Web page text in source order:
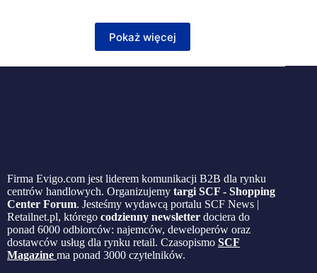
Pokaż więcej
Firma Evigo.com jest liderem komunikacji B2B dla rynku
centrów handlowych. Organizujemy targi SCF - Shopping
Center Forum. Jesteśmy wydawcą portalu SCF News |
Retailnet.pl, którego codzienny newsletter dociera do
ponad 6000 odbiorców: najemców, deweloperów oraz
dostawców usług dla rynku retail. Czasopismo SCF
Magazine ma ponad 3000 czytelników.